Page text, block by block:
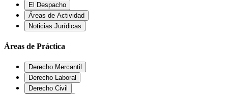
El Despacho
Áreas de Actividad
Noticias Jurídicas
Áreas de Práctica
Derecho Mercantil
Derecho Laboral
Derecho Civil